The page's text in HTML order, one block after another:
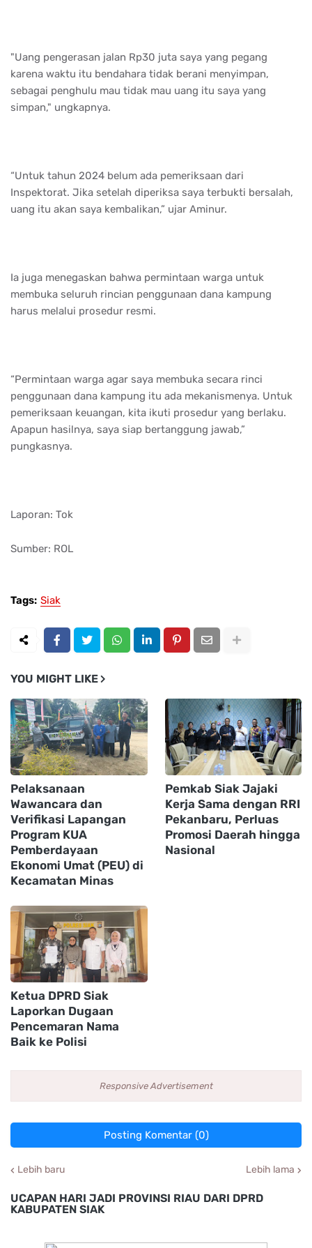
"Uang pengerasan jalan Rp30 juta saya yang pegang
karena waktu itu bendahara tidak berani menyimpan,
sebagai penghulu mau tidak mau uang itu saya yang
simpan," ungkapnya.
“Untuk tahun 2024 belum ada pemeriksaan dari
Inspektorat. Jika setelah diperiksa saya terbukti bersalah,
uang itu akan saya kembalikan,” ujar Aminur.
Ia juga menegaskan bahwa permintaan warga untuk
membuka seluruh rincian penggunaan dana kampung
harus melalui prosedur resmi.
“Permintaan warga agar saya membuka secara rinci
penggunaan dana kampung itu ada mekanismenya. Untuk
pemeriksaan keuangan, kita ikuti prosedur yang berlaku.
Apapun hasilnya, saya siap bertanggung jawab,”
pungkasnya.
Laporan: Tok
Sumber: ROL
Tags: Siak
YOU MIGHT LIKE
Pelaksanaan
Wawancara dan
Verifikasi Lapangan
Program KUA
Pemberdayaan
Ekonomi Umat (PEU) di
Kecamatan Minas ‎
Pemkab Siak Jajaki
Kerja Sama dengan RRI
Pekanbaru, Perluas
Promosi Daerah hingga
Nasional
Ketua DPRD Siak
Laporkan Dugaan
Pencemaran Nama
Baik ke Polisi
Responsive Advertisement
Posting Komentar (0)
Lebih baru Lebih lama
UCAPAN HARI JADI PROVINSI RIAU DARI DPRD
KABUPATEN SIAK